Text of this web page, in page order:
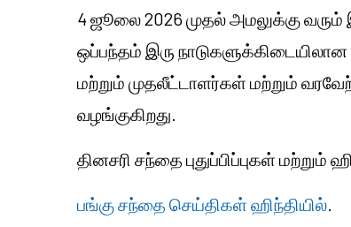
4 ஜூலை 2026 முதல் அமலுக்கு
ஒப்பந்தம் இரு
மற்றும் முதலீட்டாளர்கள் மற்றும்
வழங்குகிறது.
தினசரி சந்தை புதுப்பிப்புகள்
பங்கு சந்தை செய்திகள் ஹிந்தியில்.